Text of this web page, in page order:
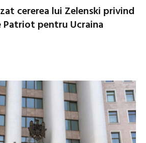
cererea lui Zelenski privind
Patriot pentru Ucraina